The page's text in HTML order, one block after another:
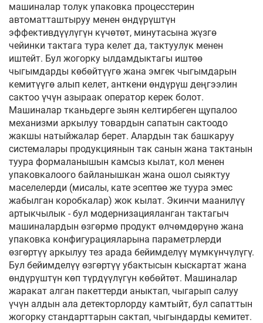
машиналар толук упаковка процесстерин
автоматташтыруу менен өндүрүштүн
эффективдүүлүгүн күчөтөт, минутасына жүзгө
чейинки тактага тура келет да, тактуулук менен
иштейт. Бул жогорку ылдамдыктагы иштөө
чыгымдарды көбөйтүүгө жана эмгек чыгымдарын
кемитүүгө алып келет, анткени өндүрүш деңгээлин
сактоо үчүн азыраак оператор керек болот.
Машиналар тканьдерге зыян келтирбеген щупалоо
механизми аркылуу товардын сапатын сактоодо
жакшы натыйжалар берет. Алардын так башкаруу
системалары продукциянын так санын жана тактанын
туура формаланышын камсыз кылат, кол менен
упаковкалоого байланышкан жана ошол сыяктуу
маселелерди (мисалы, кате эсептөө же туура эмес
жабылган коробкалар) жок кылат. Экинчи маанилүү
артыкчылык - бул модернизацияланган тактагыч
машиналардын өзгөрмө продукт өлчөмдөрүнө жана
упаковка конфигурацияларына параметрлерди
өзгөртүү аркылуу тез арада бейимделүү мүмкүнчүлүгү.
Бул бейимделүү өзгөртүү убактысын кыскартат жана
өндүрүштүн көп түрдүүлүгүн көбөйтөт. Машиналар
жаракат алган пакеттерди аныктап, чыгарып салуу
үчүн алдын ала детекторлорду камтыйт, бул сапаттын
жогорку стандарттарын сактап, чыгындарды кемитет.